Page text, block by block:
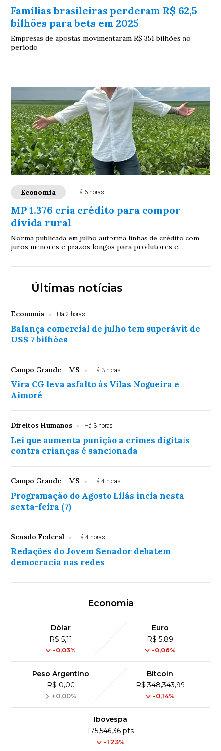
Famílias brasileiras perderam R$ 62,5
bilhões para bets em 2025
Empresas de apostas movimentaram R$ 351 bilhões no
período
Economia Há 6 horas
MP 1.376 cria crédito para compor
dívida rural
Norma publicada em julho autoriza linhas de crédito com
juros menores e prazos longos para produtores e
Últimas notícias
Economia Há 2 horas
Balança comercial de julho tem superávit de
US$ 7 bilhões
Campo Grande - MS Há 3 horas
Vira CG leva asfalto às Vilas Nogueira e
Aimoré
Direitos Humanos Há 3 horas
Lei que aumenta punição a crimes digitais
contra crianças é sancionada
Campo Grande - MS Há 4 horas
Programação do Agosto Lilás incia nesta
sexta-feira (7)
Senado Federal Há 4 horas
Redações do Jovem Senador debatem
democracia nas redes
Economia
Dólar
R$ 5,11
-0,03%
Euro
R$ 5,89
-0,06%
Peso Argentino
R$ 0,00
+0,00%
Bitcoin
R$ 348,343,99
-0,14%
Ibovespa
175,546,36 pts
-1.23%